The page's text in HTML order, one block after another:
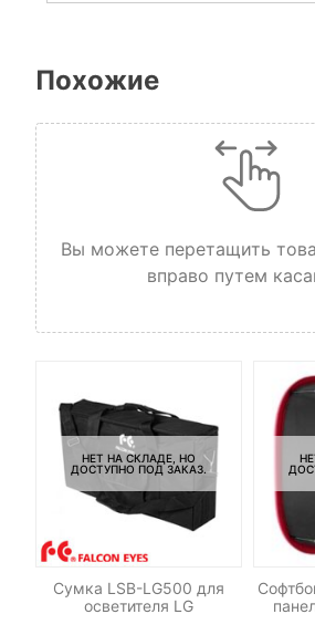
Похожие
Вы можете перетащить
вправо путем
НЕТ НА СКЛАДЕ, НО
ДОСТУПНО ПОД ЗАКАЗ.
Сумка LSB-LG500 для
осветителя LG